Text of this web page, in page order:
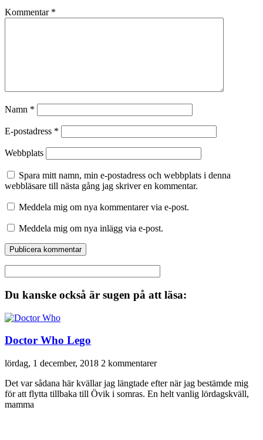
Kommentar *
Namn *
E-postadress *
Webbplats
Spara mitt namn, min e-postadress och webbplats i denna
webbläsare till nästa gång jag skriver en kommentar.
Meddela mig om nya kommentarer via e-post.
Meddela mig om nya inlägg via e-post.
Du kanske också är sugen på att läsa:
Doctor Who Lego
lördag, 1 december, 2018 2 kommentarer
Det var sådana här kvällar jag längtade efter när jag bestämde mig
för att flytta tillbaka till Övik i somras. En helt vanlig lördagskväll,
mamma